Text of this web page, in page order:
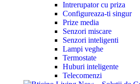
Intrerupator cu priza
Configureaza-ti singur
Prize media
Senzori miscare
Senzori inteligenti
Lampi veghe
Termostate
Huburi inteligente
Telecomenzi